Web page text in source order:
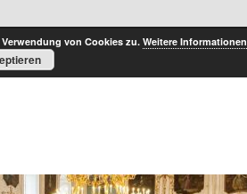
von Cookies zu.Weitere Informationen